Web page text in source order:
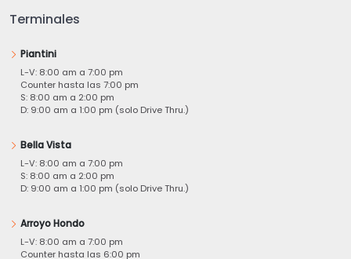
Terminales
Piantini
L-V: 8:00 am a 7:00 pm
Counter hasta las 7:00 pm
S: 8:00 am a 2:00 pm
D: 9:00 am a 1:00 pm (solo Drive Thru.)
Bella Vista
L-V: 8:00 am a 7:00 pm
S: 8:00 am a 2:00 pm
D: 9:00 am a 1:00 pm (solo Drive Thru.)
Arroyo Hondo
L-V: 8:00 am a 7:00 pm
Counter hasta las 6:00 pm